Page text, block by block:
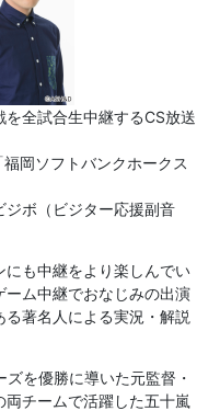
全試合生中継するCS放送
岡ソフトバンクホークス
ジボ（ビジター応援副音
にも中継をより楽しんでい
ム中継でおなじみの出演
著名人による実況・解説
を優勝に導いた元監督・
チームで活躍した五十嵐